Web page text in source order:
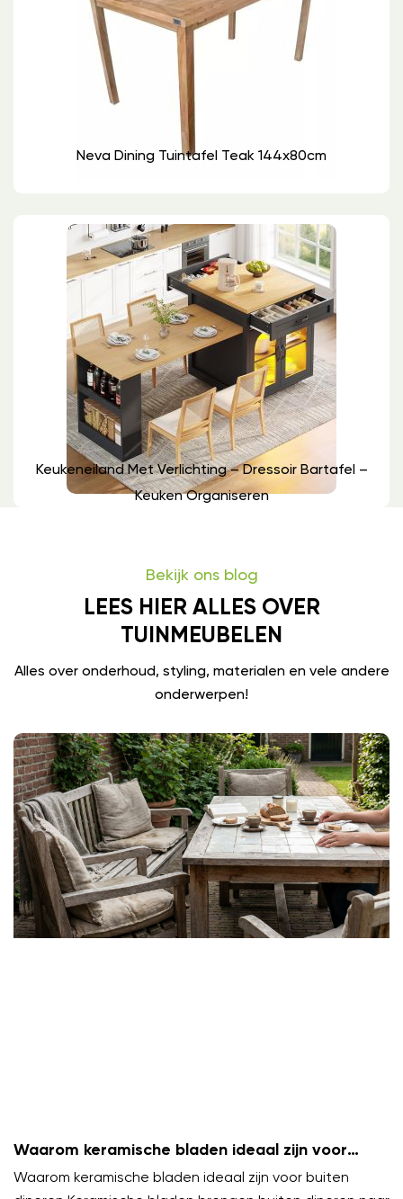
Neva Dining Tuintafel Teak 144x80cm
Keukeneiland Met Verlichting – Dressoir Bartafel –
Keuken Organiseren
Bekijk ons blog
LEES HIER ALLES OVER
TUINMEUBELEN
Alles over onderhoud, styling, materialen en vele andere
onderwerpen!
Waarom keramische bladen ideaal zijn voor
buiten dineren
Waarom keramische bladen ideaal zijn voor buiten